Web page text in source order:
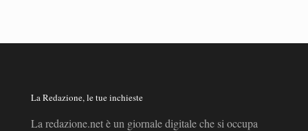
La Redazione, le tue inchieste
La redazione.net è un giornale digitale che si occupa